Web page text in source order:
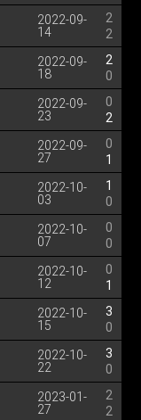
2022-09-
14
2
2
2022-09-
18
2
0
2022-09-
23
0
2
2022-09-
27
0
1
2022-10-
03
1
0
2022-10-
07
0
0
2022-10-
12
0
1
2022-10-
15
3
0
2022-10-
22
3
0
2023-01-
27
2
2